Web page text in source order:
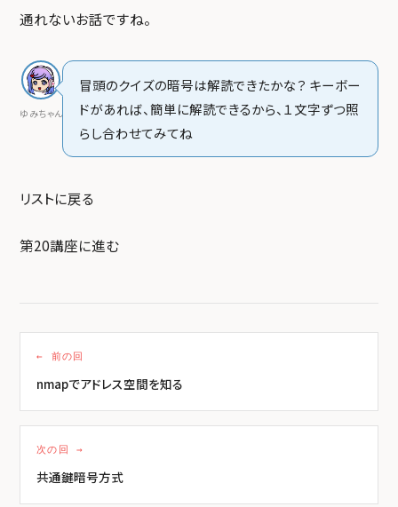
通れないお話ですね。
ゆみちゃん
冒頭のクイズの暗号は解読できたかな？ キーボー
ドがあれば、簡単に解読できるから、１文字ずつ照
らし合わせてみてね
リストに戻る
第20講座に進む
← 前の回
nmapでアドレス空間を知る
次の回 →
共通鍵暗号方式